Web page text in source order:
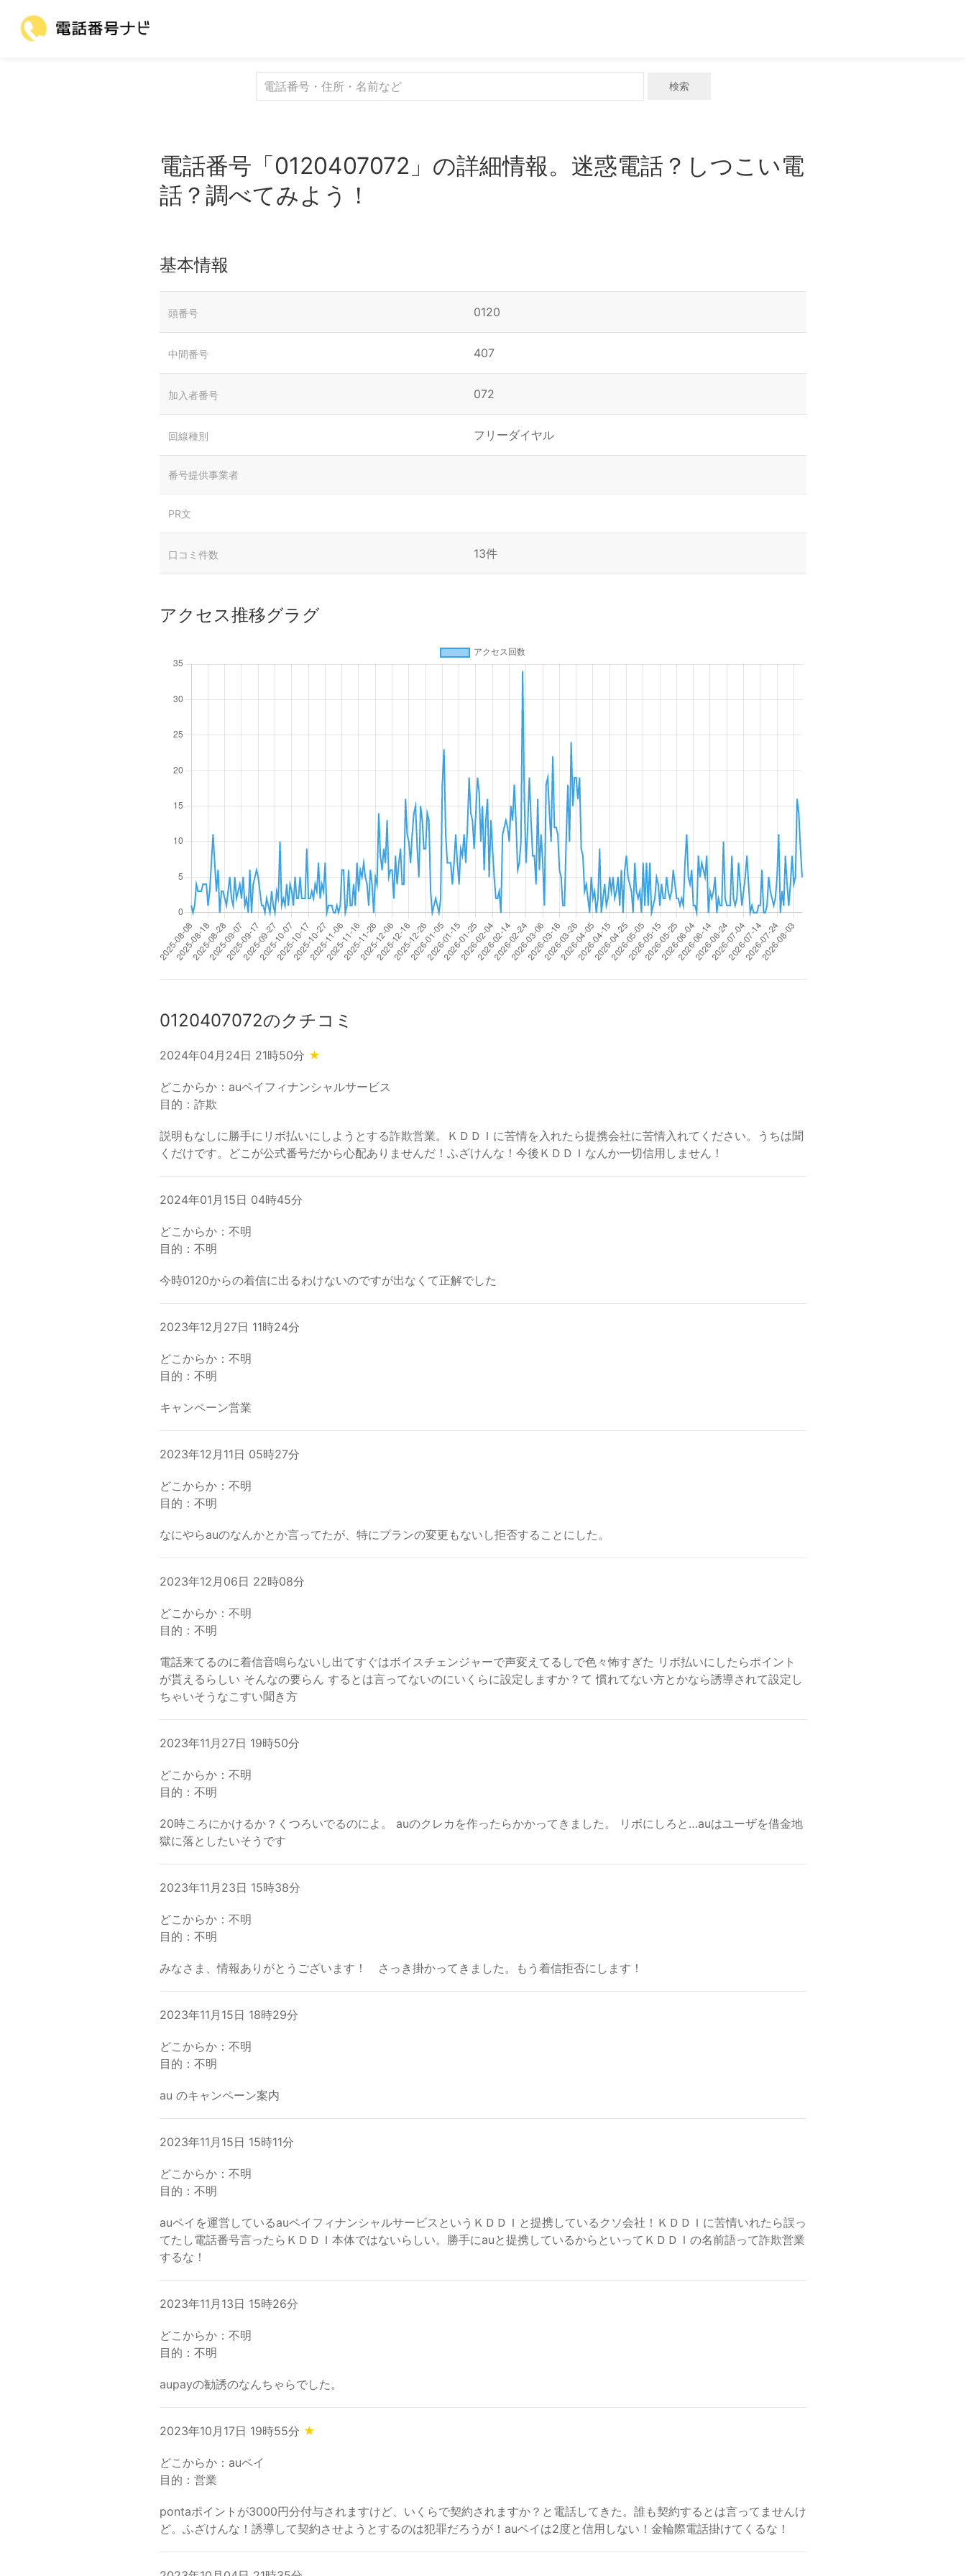
検索
電話番号「0120407072」の詳細情報。迷惑電話？しつこい電
話？調べてみよう！
基本情報
頭番号 0120
中間番号 407
加入者番号 072
回線種別 フリーダイヤル
番号提供事業者
PR文
口コミ件数 13件
アクセス推移グラグ
0120407072のクチコミ
2024年04月24日 21時50分 ★
どこからか：auペイフィナンシャルサービス
目的：詐欺
説明もなしに勝手にリボ払いにしようとする詐欺営業。ＫＤＤＩに苦情を入れたら提携会社に苦情入れてください。うちは聞
くだけです。どこが公式番号だから心配ありませんだ！ふざけんな！今後ＫＤＤＩなんか一切信用しません！
2024年01月15日 04時45分
どこからか：不明
目的：不明
今時0120からの着信に出るわけないのですが出なくて正解でした
2023年12月27日 11時24分
どこからか：不明
目的：不明
キャンペーン営業
2023年12月11日 05時27分
どこからか：不明
目的：不明
なにやらauのなんかとか言ってたが、特にプランの変更もないし拒否することにした。
2023年12月06日 22時08分
どこからか：不明
目的：不明
電話来てるのに着信音鳴らないし出てすぐはボイスチェンジャーで声変えてるしで色々怖すぎた リボ払いにしたらポイント
が貰えるらしい そんなの要らん するとは言ってないのにいくらに設定しますか？て 慣れてない方とかなら誘導されて設定し
ちゃいそうなこすい聞き方
2023年11月27日 19時50分
どこからか：不明
目的：不明
20時ころにかけるか？くつろいでるのによ。 auのクレカを作ったらかかってきました。 リボにしろと…auはユーザを借金地
獄に落としたいそうです
2023年11月23日 15時38分
どこからか：不明
目的：不明
みなさま、情報ありがとうございます！ さっき掛かってきました。もう着信拒否にします！
2023年11月15日 18時29分
どこからか：不明
目的：不明
au のキャンペーン案内
2023年11月15日 15時11分
どこからか：不明
目的：不明
auペイを運営しているauペイフィナンシャルサービスというＫＤＤＩと提携しているクソ会社！ＫＤＤＩに苦情いれたら誤っ
てたし電話番号言ったらＫＤＤＩ本体ではないらしい。勝手にauと提携しているからといってＫＤＤＩの名前語って詐欺営業
するな！
2023年11月13日 15時26分
どこからか：不明
目的：不明
aupayの勧誘のなんちゃらでした。
2023年10月17日 19時55分 ★
どこからか：auペイ
目的：営業
pontaポイントが3000円分付与されますけど、いくらで契約されますか？と電話してきた。誰も契約するとは言ってませんけ
ど。ふざけんな！誘導して契約させようとするのは犯罪だろうが！auペイは2度と信用しない！金輪際電話掛けてくるな！